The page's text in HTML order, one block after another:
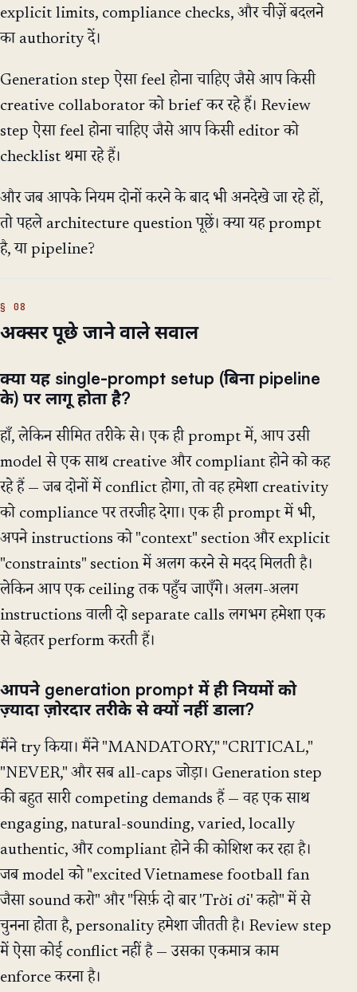
explicit limits, compliance checks, और चीज़ें बदलने
का authority दें।
Generation step ऐसा feel होना चाहिए जैसे आप किसी
creative collaborator को brief कर रहे हैं। Review
step ऐसा feel होना चाहिए जैसे आप किसी editor को
checklist थमा रहे हैं।
और जब आपके नियम दोनों करने के बाद भी अनदेखे जा रहे हों,
तो पहले architecture question पूछें। क्या यह prompt
है, या pipeline?
अक्सर पूछे जाने वाले सवाल
क्या यह single-prompt setup (बिना pipeline
के) पर लागू होता है?
हाँ, लेकिन सीमित तरीके से। एक ही prompt में, आप उसी
model से एक साथ creative और compliant होने को कह
रहे हैं — जब दोनों में conflict होगा, तो वह हमेशा creativity
को compliance पर तरजीह देगा। एक ही prompt में भी,
अपने instructions को "context" section और explicit
"constraints" section में अलग करने से मदद मिलती है।
लेकिन आप एक ceiling तक पहुँच जाएँगे। अलग-अलग
instructions वाली दो separate calls लगभग हमेशा एक
से बेहतर perform करती हैं।
आपने generation prompt में ही नियमों को
ज़्यादा ज़ोरदार तरीके से क्यों नहीं डाला?
मैंने try किया। मैंने "MANDATORY," "CRITICAL,"
"NEVER," और सब all-caps जोड़ा। Generation step
की बहुत सारी competing demands हैं — वह एक साथ
engaging, natural-sounding, varied, locally
authentic, और compliant होने की कोशिश कर रहा है।
जब model को "excited Vietnamese football fan
जैसा sound करो" और "सिर्फ़ दो बार 'Trời ơi' कहो" में से
चुनना होता है, personality हमेशा जीतती है। Review step
में ऐसा कोई conflict नहीं है — उसका एकमात्र काम
enforce करना है।